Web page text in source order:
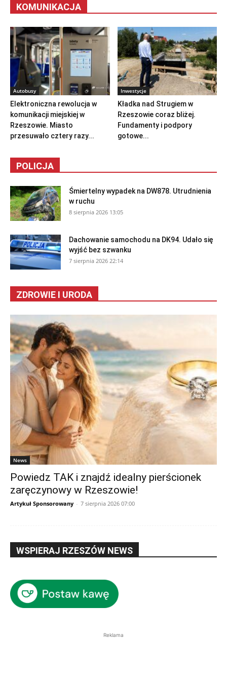
KOMUNIKACJA
Autobusy
Elektroniczna rewolucja w
komunikacji miejskiej w
Rzeszowie. Miasto
przesuwało cztery razy...
Inwestycje
Kładka nad Strugiem w
Rzeszowie coraz bliżej.
Fundamenty i podpory
gotowe...
POLICJA
Śmiertelny wypadek na DW878. Utrudnienia
w ruchu
8 sierpnia 2026 13:05
Dachowanie samochodu na DK94. Udało się
wyjść bez szwanku
7 sierpnia 2026 22:14
ZDROWIE I URODA
News
Powiedz TAK i znajdź idealny pierścionek
zaręczynowy w Rzeszowie!
Artykuł Sponsorowany - 7 sierpnia 2026 07:00
WSPIERAJ RZESZÓW NEWS
Reklama